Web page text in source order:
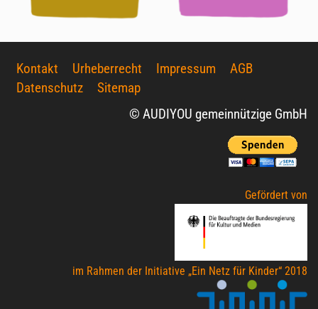
Kontakt Urheberrecht Impressum
AGB
Datenschutz
Sitemap
© AUDIYOU gemeinnützige GmbH
Gefördert von
im Rahmen der Initiative „Ein Netz für Kinder“ 2018